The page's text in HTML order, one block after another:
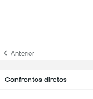
Anterior
Confrontos diretos